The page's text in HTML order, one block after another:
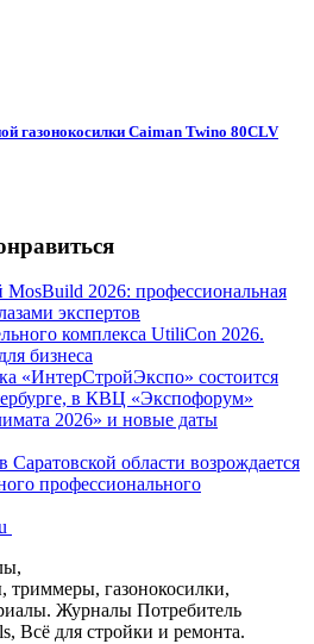
газонокосилки Caiman Twino 80CLV
2026: профессиональная
экспертов
комплекса UtiliCon 2026.
бизнеса
«ИнтерСтройЭкспо» состоится
в КВЦ «Экспофорум»
2026» и новые даты
Саратовской области возрождается
профессионального
триммеры, газонокосилки,
Журналы Потребитель
Всё для стройки и ремонта.